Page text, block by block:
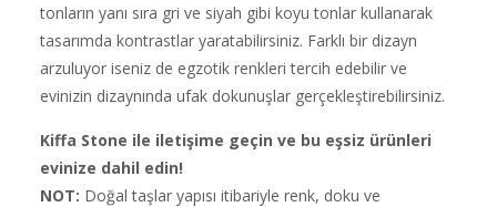
tonların yanı sıra gri ve siyah gibi koyu tonlar kullanarak
tasarımda kontrastlar yaratabilirsiniz. Farklı bir dizayn
arzuluyor iseniz de egzotik renkleri tercih edebilir ve
evinizin dizaynında ufak dokunuşlar gerçekleştirebilirsiniz.
Kiffa Stone ile iletişime geçin ve bu eşsiz ürünleri
evinize dahil edin!
NOT: Doğal taşlar yapısı itibariyle renk, doku ve